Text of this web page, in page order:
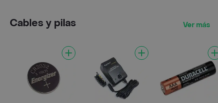
Cables y pilas Ver más